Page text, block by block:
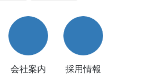
会社案内 採用情報